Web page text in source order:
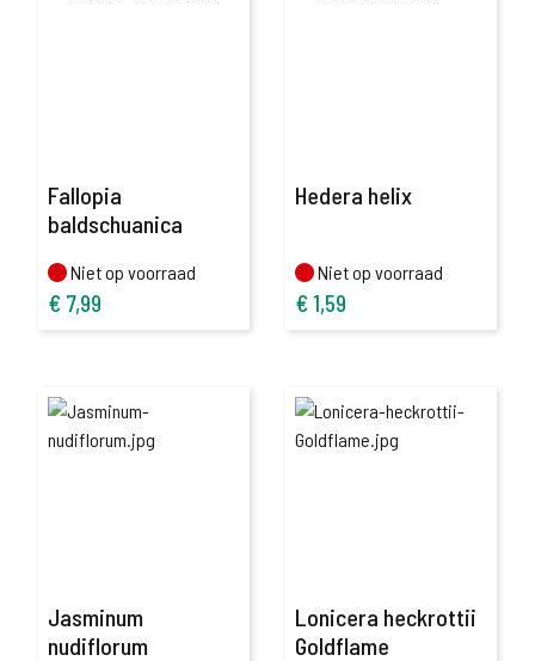
Fallopia
baldschuanica
Niet op voorraad
Niet op voorraad
€ 7,99
Hedera helix
Niet op voorraad
Niet op voorraad
€ 1,59
Jasminum
nudiflorum
Lonicera heckrottii
Goldflame